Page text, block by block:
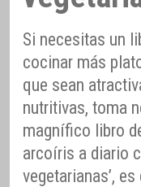
Si necesitas un
cocinar más
que sean
nutritivas, toma
magnífico libro
arcoíris a diario
vegetarianas’,